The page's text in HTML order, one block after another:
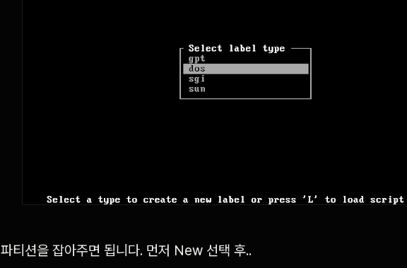
파티션을 잡아주면 됩니다. 먼저 New 선택 후..